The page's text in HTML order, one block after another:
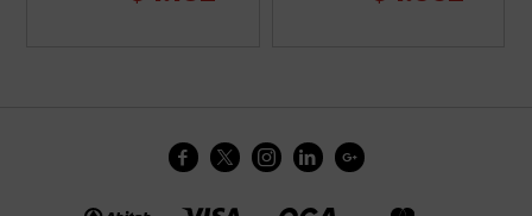
    